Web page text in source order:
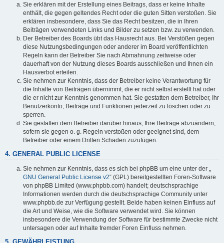
Sie erklären mit der Erstellung eines Beitrags, dass er keine Inhalte
enthält, die gegen geltendes Recht oder die guten Sitten verstoßen. Sie
erklären insbesondere, dass Sie das Recht besitzen, die in Ihren
Beiträgen verwendeten Links und Bilder zu setzen bzw. zu verwenden.
Der Betreiber des Boards übt das Hausrecht aus. Bei Verstößen gegen
diese Nutzungsbedingungen oder anderer im Board veröffentlichten
Regeln kann der Betreiber Sie nach Abmahnung zeitweise oder
dauerhaft von der Nutzung dieses Boards ausschließen und Ihnen ein
Hausverbot erteilen.
Sie nehmen zur Kenntnis, dass der Betreiber keine Verantwortung für
die Inhalte von Beiträgen übernimmt, die er nicht selbst erstellt hat oder
die er nicht zur Kenntnis genommen hat. Sie gestatten dem Betreiber, Ihr
Benutzerkonto, Beiträge und Funktionen jederzeit zu löschen oder zu
sperren.
Sie gestatten dem Betreiber darüber hinaus, Ihre Beiträge abzuändern,
sofern sie gegen o. g. Regeln verstoßen oder geeignet sind, dem
Betreiber oder einem Dritten Schaden zuzufügen.
4. GENERAL PUBLIC LICENSE
Sie nehmen zur Kenntnis, dass es sich bei phpBB um eine unter der „
GNU General Public License v2“ (GPL) bereitgestellten Foren-Software
von phpBB Limited (www.phpbb.com) handelt; deutschsprachige
Informationen werden durch die deutschsprachige Community unter
www.phpbb.de zur Verfügung gestellt. Beide haben keinen Einfluss auf
die Art und Weise, wie die Software verwendet wird. Sie können
insbesondere die Verwendung der Software für bestimmte Zwecke nicht
untersagen oder auf Inhalte fremder Foren Einfluss nehmen.